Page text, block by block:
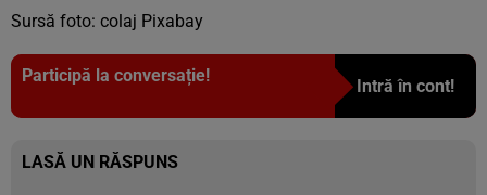
Sursă foto: colaj Pixabay
Participă la conversație!
Intră în cont!
LASĂ UN RĂSPUNS